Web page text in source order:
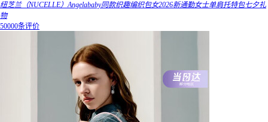
纽芝兰（NUCELLE）Angelababy同款织趣编织包女2026新通勤女士单肩托特包七夕礼
物
50000条评价